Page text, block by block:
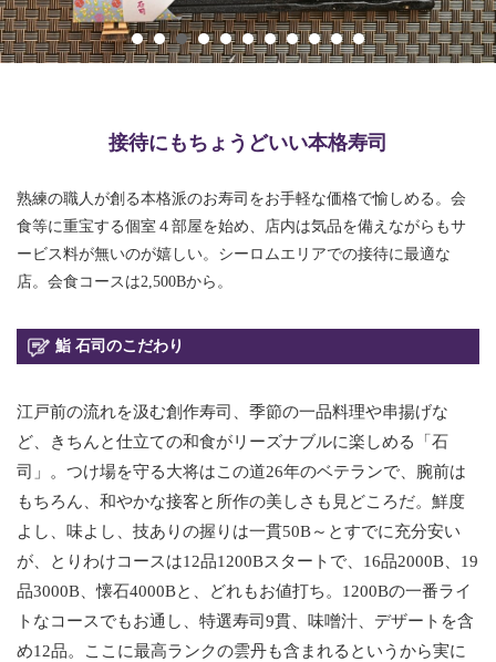
接待にもちょうどいい本格寿司
熟練の職人が創る本格派のお寿司をお手軽な価格で愉しめる。会
食等に重宝する個室４部屋を始め、店内は気品を備えながらもサ
ービス料が無いのが嬉しい。シーロムエリアでの接待に最適な
店。会食コースは2,500Bから。
鮨 石司のこだわり
江戸前の流れを汲む創作寿司、季節の一品料理や串揚げな
ど、きちんと仕立ての和食がリーズナブルに楽しめる「石
司」。つけ場を守る大将はこの道26年のベテランで、腕前は
もちろん、和やかな接客と所作の美しさも見どころだ。鮮度
よし、味よし、技ありの握りは一貫50B～とすでに充分安い
が、とりわけコースは12品1200Bスタートで、16品2000B、19
品3000B、懐石4000Bと、どれもお値打ち。1200Bの一番ライ
トなコースでもお通し、特選寿司9貫、味噌汁、デザートを含
め12品。ここに最高ランクの雲丹も含まれるというから実に